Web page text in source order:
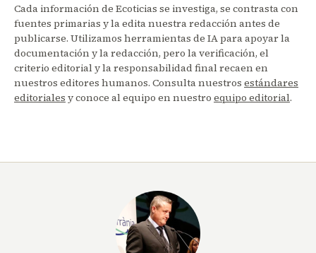
Cada información de Ecoticias se investiga, se contrasta con
fuentes primarias y la edita nuestra redacción antes de
publicarse. Utilizamos herramientas de IA para apoyar la
documentación y la redacción, pero la verificación, el
criterio editorial y la responsabilidad final recaen en
nuestros editores humanos. Consulta nuestros estándares
editoriales y conoce al equipo en nuestro equipo editorial.